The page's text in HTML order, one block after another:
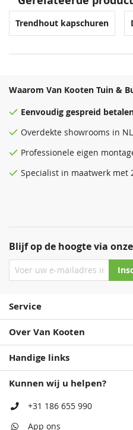
Trendhout kapschuren
Blijf op de hoogte via
Waarom Van Kooten Tuin &
Eenvoudig gespreid
Overdekte showrooms in
Professionele eigen
Specialist in maatwerk met
Service
Over Van Kooten
Handige links
Kunnen wij u helpen?
+31 186 655 990
App ons